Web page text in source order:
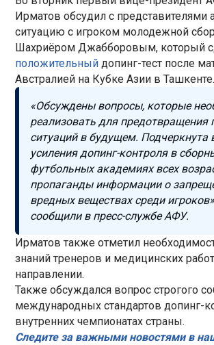
Ирматов обсудил с представителями
ситуацию с игроком молодежной
Шахриёром Джабборовым, который
положительныйдопинг-тест после
Австралией на Кубке Азии в Ташкенте.
«Обсуждены вопросы, которые
реализовать для предотвращения
ситуаций в будущем. Подчеркнута
усиления допинг-контроля в
футбольных академиях всех
пропаганды информации о
вредных веществах среди
сообщили в пресс-службе АФУ.
Ирматов также отметил
знаний тренеров и медицинских
направлении.
Также обсуждался вопрос строгого
международных стандартов допинг-
внутренних чемпионатах страны.
Следите за важными новостями в